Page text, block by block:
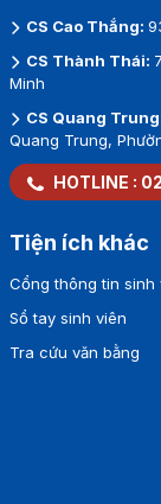
CS Cao Thắng:
CS Thành Thái:
Minh
CS Quang
Quang Trung,
HOTLINE :
Tiện ích khác
Cổng thông tin sinh
Sổ tay sinh viên
Tra cứu văn bằng